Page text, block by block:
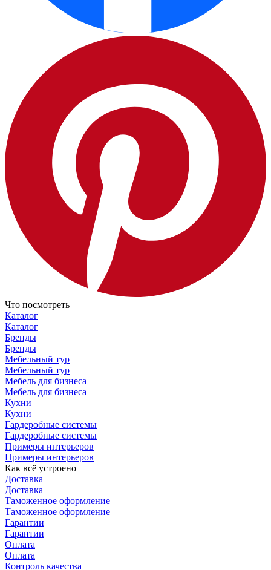
Что посмотреть
Каталог
Каталог
Бренды
Бренды
Мебельный тур
Мебельный тур
Мебель для бизнеса
Мебель для бизнеса
Кухни
Кухни
Гардеробные системы
Гардеробные системы
Примеры интерьеров
Примеры интерьеров
Как всё устроено
Доставка
Доставка
Таможенное оформление
Таможенное оформление
Гарантии
Гарантии
Оплата
Оплата
Контроль качества